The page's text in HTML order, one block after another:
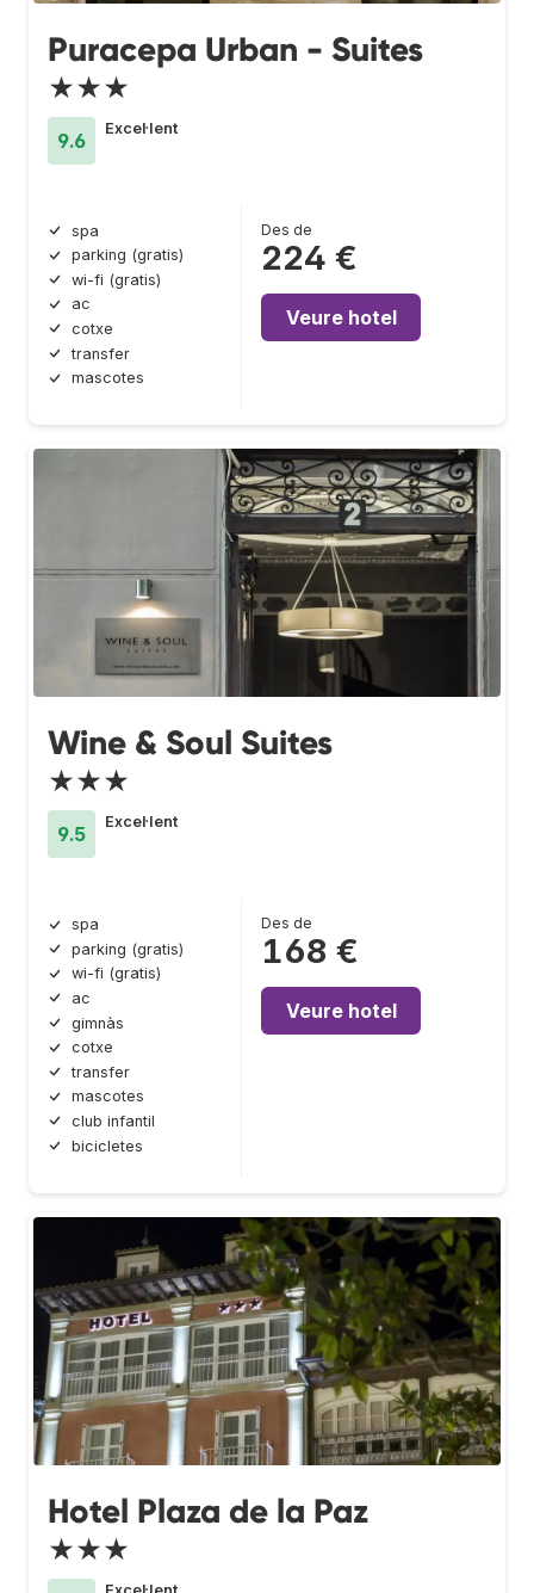
Puracepa Urban - Suites
★★★
9.6
Excel·lent
spa
parking (gratis)
wi-fi (gratis)
ac
cotxe
transfer
mascotes
Des de
224 €
Veure hotel
Wine & Soul Suites
★★★
9.5
Excel·lent
spa
parking (gratis)
wi-fi (gratis)
ac
gimnàs
cotxe
transfer
mascotes
club infantil
bicicletes
Des de
168 €
Veure hotel
Hotel Plaza de la Paz
★★★